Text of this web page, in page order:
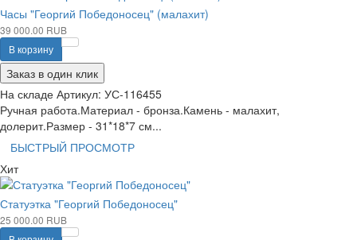
Часы "Георгий Победоносец" (малахит)
39 000.00 RUB
В корзину
Заказ в один клик
На складе Артикул: УС-116455
Ручная работа.Материал - бронза.Камень - малахит,
долерит.Размер - 31*18*7 см...
БЫСТРЫЙ ПРОСМОТР
Хит
Статуэтка "Георгий Победоносец"
25 000.00 RUB